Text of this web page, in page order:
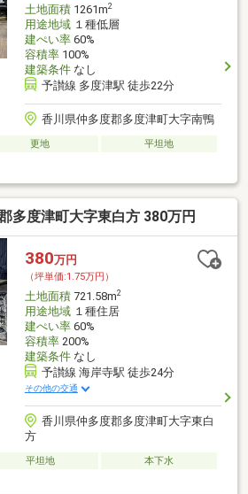
土地面積1261m2
用途地域１種低層
建ぺい率60%
容積率100%
建築条件なし
予讃線 多度津駅 徒歩22分
香川県仲多度郡多度津町大字南鴨
更地
平坦地
多度津町大字東白方 380万円
380万円
（坪単価:1.75万円）
土地面積721.58m2
用途地域１種住居
建ぺい率60%
容積率200%
建築条件なし
予讃線 海岸寺駅 徒歩24分
その他の交通
香川県仲多度郡多度津町大字東白
方
平坦地
本下水